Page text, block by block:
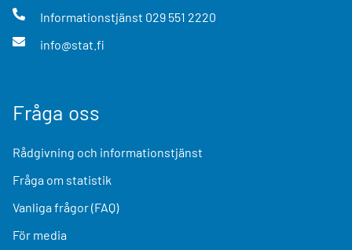
Informationstjänst 029 551 2220
info@stat.fi
Fråga oss
Rådgivning och informationstjänst
Fråga om statistik
Vanliga frågor (FAQ)
För media